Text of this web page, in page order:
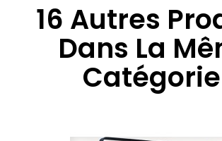
16 Autres
Dans La